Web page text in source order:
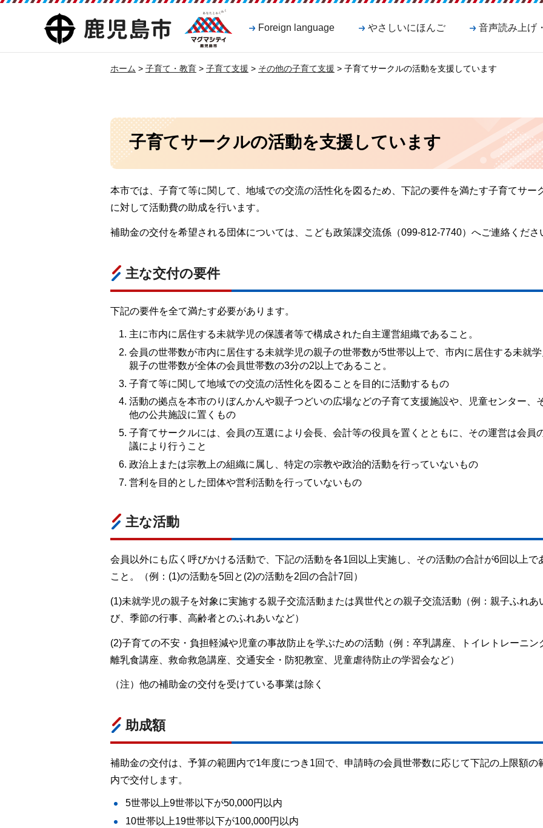
鹿児島市
マグマシティ
鹿児島市
Foreign language やさしいにほんご 音声読み上げ
ホーム > 子育て・教育 > 子育て支援 > その他の子育て支援 > 子育てサークルの活動を支援しています
子育てサークルの活動を支援しています
本市では、子育て等に関して、地域での交流の活性化を図るため、下記の要件を満たす子育てサー
に対して活動費の助成を行います。
補助金の交付を希望される団体については、こども政策課交流係（099-812-7740）へご連絡くださ
主な交付の要件
下記の要件を全て満たす必要があります。
主に市内に居住する未就学児の保護者等で構成された自主運営組織であること。
会員の世帯数が市内に居住する未就学児の親子の世帯数が5世帯以上で、市内に居住する未就
親子の世帯数が全体の会員世帯数の3分の2以上であること。
子育て等に関して地域での交流の活性化を図ることを目的に活動するもの
活動の拠点を本市のりぼんかんや親子つどいの広場などの子育て支援施設や、児童センター、
他の公共施設に置くもの
子育てサークルには、会員の互選により会長、会計等の役員を置くとともに、その運営は会員
議により行うこと
政治上または宗教上の組織に属し、特定の宗教や政治的活動を行っていないもの
営利を目的とした団体や営利活動を行っていないもの
主な活動
会員以外にも広く呼びかける活動で、下記の活動を各1回以上実施し、その活動の合計が6回以上で
こと。（例：(1)の活動を5回と(2)の活動を2回の合計7回）
(1)未就学児の親子を対象に実施する親子交流活動または異世代との親子交流活動（例：親子ふれあ
び、季節の行事、高齢者とのふれあいなど）
(2)子育ての不安・負担軽減や児童の事故防止を学ぶための活動（例：卒乳講座、トイレトレーニン
離乳食講座、救命救急講座、交通安全・防犯教室、児童虐待防止の学習会など）
（注）他の補助金の交付を受けている事業は除く
助成額
補助金の交付は、予算の範囲内で1年度につき1回で、申請時の会員世帯数に応じて下記の上限額の
内で交付します。
5世帯以上9世帯以下が50,000円以内
10世帯以上19世帯以下が100,000円以内